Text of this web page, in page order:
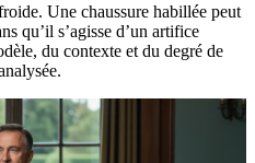
Une chaussure habillée peut
qu’il s’agisse d’un artifice
du contexte et du degré de